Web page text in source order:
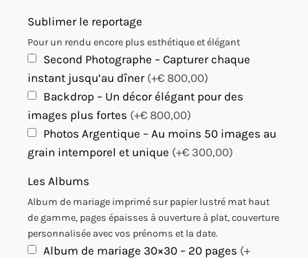
Sublimer le reportage
Pour un rendu encore plus esthétique et élégant
Second Photographe – Capturer chaque
instant jusqu’au dîner (+€ 800,00)
Backdrop – Un décor élégant pour des
images plus fortes (+€ 800,00)
Photos Argentique – Au moins 50 images au
grain intemporel et unique (+€ 300,00)
Les Albums
Album de mariage imprimé sur papier lustré mat haut
de gamme, pages épaisses à ouverture à plat, couverture
personnalisée avec vos prénoms et la date.
Album de mariage 30×30 – 20 pages (+